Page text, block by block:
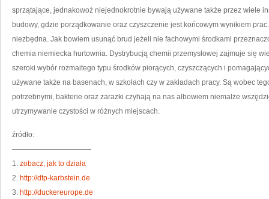
sprzątające, jednakowoż niejednokrotnie bywają używane także przez wiele
budowy, gdzie porządkowanie oraz czyszczenie jest końcowym wynikiem
niezbędna. Jak bowiem usunąć brud jeżeli nie fachowymi środkami
chemia niemiecka hurtownia. Dystrybucją chemii przemysłowej zajmuje się
szeroki wybór rozmaitego typu środków piorących, czyszczących i
używane także na basenach, w szkołach czy w zakładach pracy. Są wobec
potrzebnymi, bakterie oraz zarazki czyhają na nas albowiem niemalże
utrzymywanie czystości w różnych miejscach.
źródło:
———————————
1. zobacz, jak to działa
2. http://dtp-karbstein.de
3. http://duckereurope.de